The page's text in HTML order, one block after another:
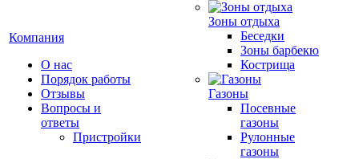
Компания
О нас
Порядок работы
Отзывы
Вопросы и
ответы
Пристройки
Зоны отдыха
Беседки
Зоны барбекю
Кострища
Газоны
Посевные
газоны
Рулонные
газоны